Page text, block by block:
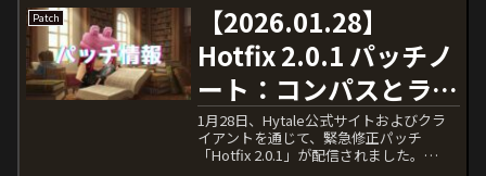
ビルドを先...
Patch
【2026.01.28】
Hotfix 2.0.1 パッチノ
ート：コンパスとラグ
がついに修正【ハイテ
ール】
1月28日、Hytale公式サイトおよびクラ
イアントを通じて、緊急修正パッチ
「Hotfix 2.0.1」が配信されました。